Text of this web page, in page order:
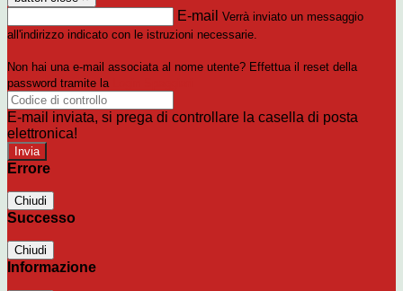
E-mail Verrà inviato un messaggio
all'indirizzo indicato con le istruzioni necessarie.
Non hai una e-mail associata al nome utente? Effettua il reset della
password tramite la
E-mail inviata, si prega di controllare la casella di posta
elettronica!
Errore
Chiudi
Successo
Chiudi
Informazione